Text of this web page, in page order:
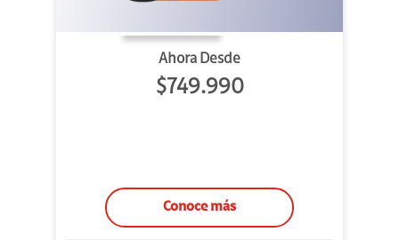
Ahora Desde
$749.990
Conoce más